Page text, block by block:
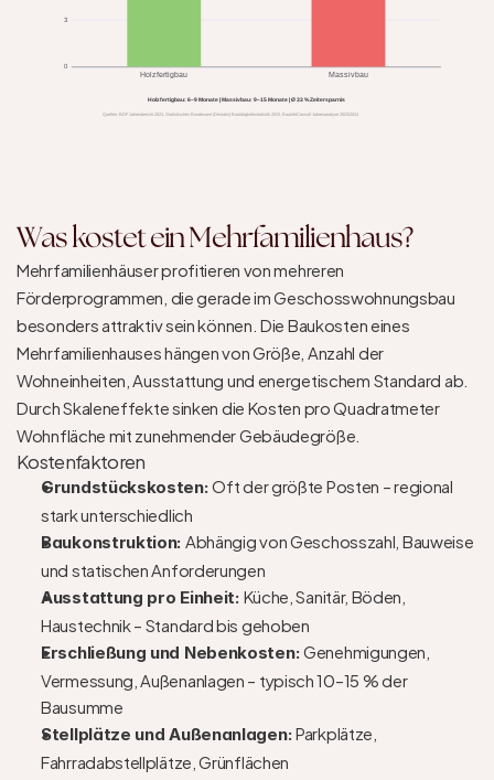
Holzfertigbau: 6–9 Monate | Massivbau: 9–15 Monate | Ø 33 % Zeitersparnis
Quellen: BDF Jahresbericht 2023, Statistisches Bundesamt (Destatis) Bautätigkeitsstatistik 2023, BauInfoConsult Jahresanalyse 2023/2024
0
3
Holzfertigbau Massivbau
Was kostet ein Mehrfamilienhaus?
Mehrfamilienhäuser profitieren von mehreren
Förderprogrammen, die gerade im Geschosswohnungsbau
besonders attraktiv sein können. Die Baukosten eines
Mehrfamilienhauses hängen von Größe, Anzahl der
Wohneinheiten, Ausstattung und energetischem Standard ab.
Durch Skaleneffekte sinken die Kosten pro Quadratmeter
Wohnfläche mit zunehmender Gebäudegröße.
Kostenfaktoren
Grundstückskosten: Oft der größte Posten – regional
stark unterschiedlich
Baukonstruktion: Abhängig von Geschosszahl, Bauweise
und statischen Anforderungen
Ausstattung pro Einheit: Küche, Sanitär, Böden,
Haustechnik – Standard bis gehoben
Erschließung und Nebenkosten: Genehmigungen,
Vermessung, Außenanlagen – typisch 10–15 % der
Bausumme
Stellplätze und Außenanlagen: Parkplätze,
Fahrradabstellplätze, Grünflächen